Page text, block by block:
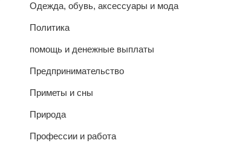
Одежда, обувь, аксессуары и мода
Политика
помощь и денежные выплаты
Предпринимательство
Приметы и сны
Природа
Профессии и работа